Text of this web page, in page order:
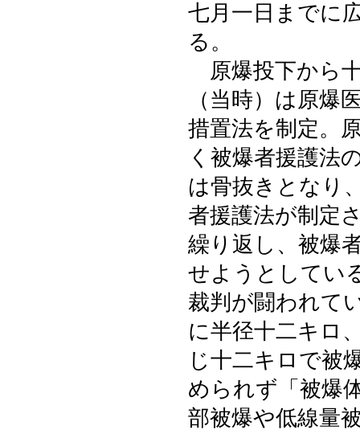
七月一日までに
る。
原爆投下から
（当時）は原爆
措置法を制定。
く被爆者援護法
は骨抜きとなり
者援護法が制定
繰り返し、被爆
せようとしてい
裁判が闘われて
に半径十二キロ
じ十二キロで被
められず「被爆
部被爆や低線量